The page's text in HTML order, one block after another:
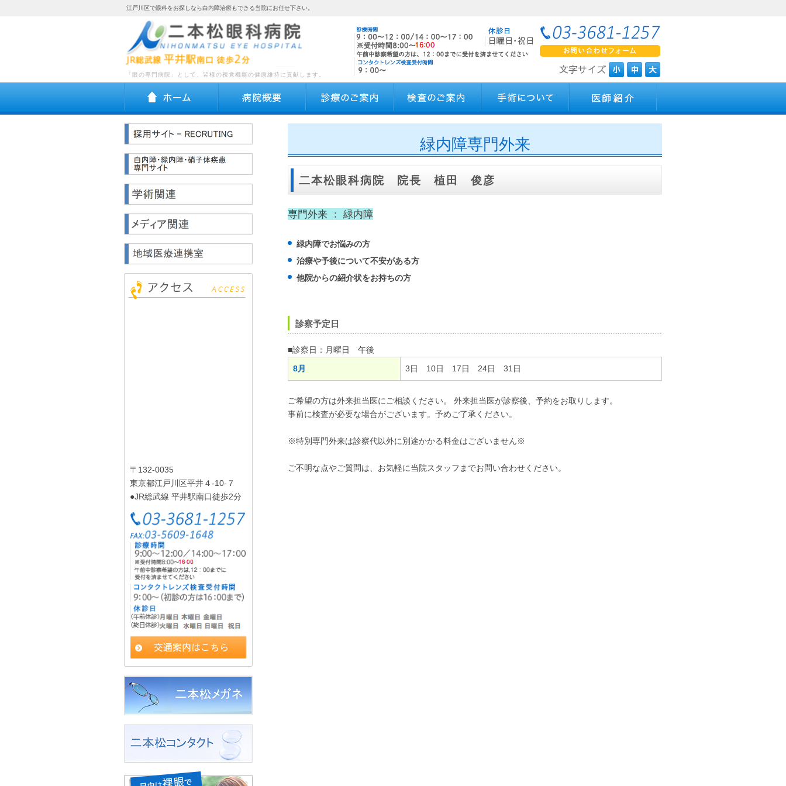
江戸川区で眼科をお探しなら白内障治療もできる当院にお任せ下さい。
「眼の専門病院」として、皆様の視覚機能の健康維持に貢献します。
緑内障専門外来
二本松眼科病院 院長 植田 俊彦
専門外来 ： 緑内障
緑内障でお悩みの方
治療や予後について不安がある方
他院からの紹介状をお持ちの方
診察予定日
■診察日：月曜日 午後
8月
3日 10日 17日 24日 31日
ご希望の方は外来担当医にご相談ください。 外来担当医が診察後、予約をお取りします。
事前に検査が必要な場合がございます。予めご了承ください。
※特別専門外来は診察代以外に別途かかる料金はございません※
ご不明な点やご質問は、お気軽に当院スタッフまでお問い合わせください。
〒132-0035
東京都江戸川区平井４-10-７
●JR総武線 平井駅南口徒歩2分